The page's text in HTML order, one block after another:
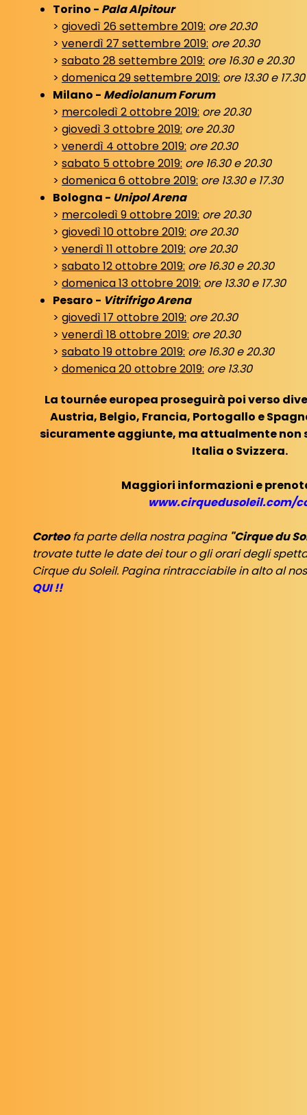
Torino - Pala Alpitour
> giovedì 26 settembre 2019: ore 20.30
> venerdì 27 settembre 2019: ore 20.30
> sabato 28 settembre 2019: ore 16.30 e 20.30
> domenica 29 settembre 2019: ore 13.30 e 17.30
Milano - Mediolanum Forum
> mercoledì 2 ottobre 2019: ore 20.30
> giovedì 3 ottobre 2019: ore 20.30
> venerdì 4 ottobre 2019: ore 20.30
> sabato 5 ottobre 2019: ore 16.30 e 20.30
> domenica 6 ottobre 2019: ore 13.30 e 17.30
Bologna - Unipol Arena
> mercoledì 9 ottobre 2019: ore 20.30
> giovedì 10 ottobre 2019: ore 20.30
> venerdì 11 ottobre 2019: ore 20.30
> sabato 12 ottobre 2019: ore 16.30 e 20.30
> domenica 13 ottobre 2019: ore 13.30 e 17.30
Pesaro - Vitrifrigo Arena
> giovedì 17 ottobre 2019: ore 20.30
> venerdì 18 ottobre 2019: ore 20.30
> sabato 19 ottobre 2019: ore 16.30 e 20.30
> domenica 20 ottobre 2019: ore 13.30
La tournée europea proseguirà poi verso
Austria, Belgio, Francia, Portogallo e
sicuramente aggiunte, ma attualmente non
Italia o Svizzera.
Maggiori informazioni e
www.cirquedusoleil.com/
Corteofa parte della nostra pagina "Cirque du
trovate tutte le date dei tour o gli orari degli
Cirque du Soleil. Pagina rintracciabile in alto al
QUI !!